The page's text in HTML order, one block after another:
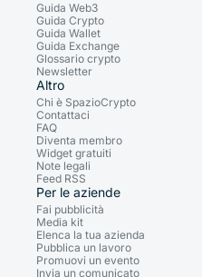
Guida Web3
Guida Crypto
Guida Wallet
Guida Exchange
Glossario crypto
Newsletter
Altro
Chi è SpazioCrypto
Contattaci
FAQ
Diventa membro
Widget gratuiti
Note legali
Feed RSS
Per le aziende
Fai pubblicità
Media kit
Elenca la tua azienda
Pubblica un lavoro
Promuovi un evento
Invia un comunicato